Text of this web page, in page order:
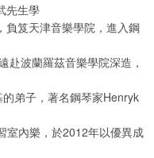
先生學
負笈天津音樂學院，進入鋼
赴波蘭羅茲音樂學院深造，
弟子，著名鋼琴家Henryk
室內樂，於2012年以優異成